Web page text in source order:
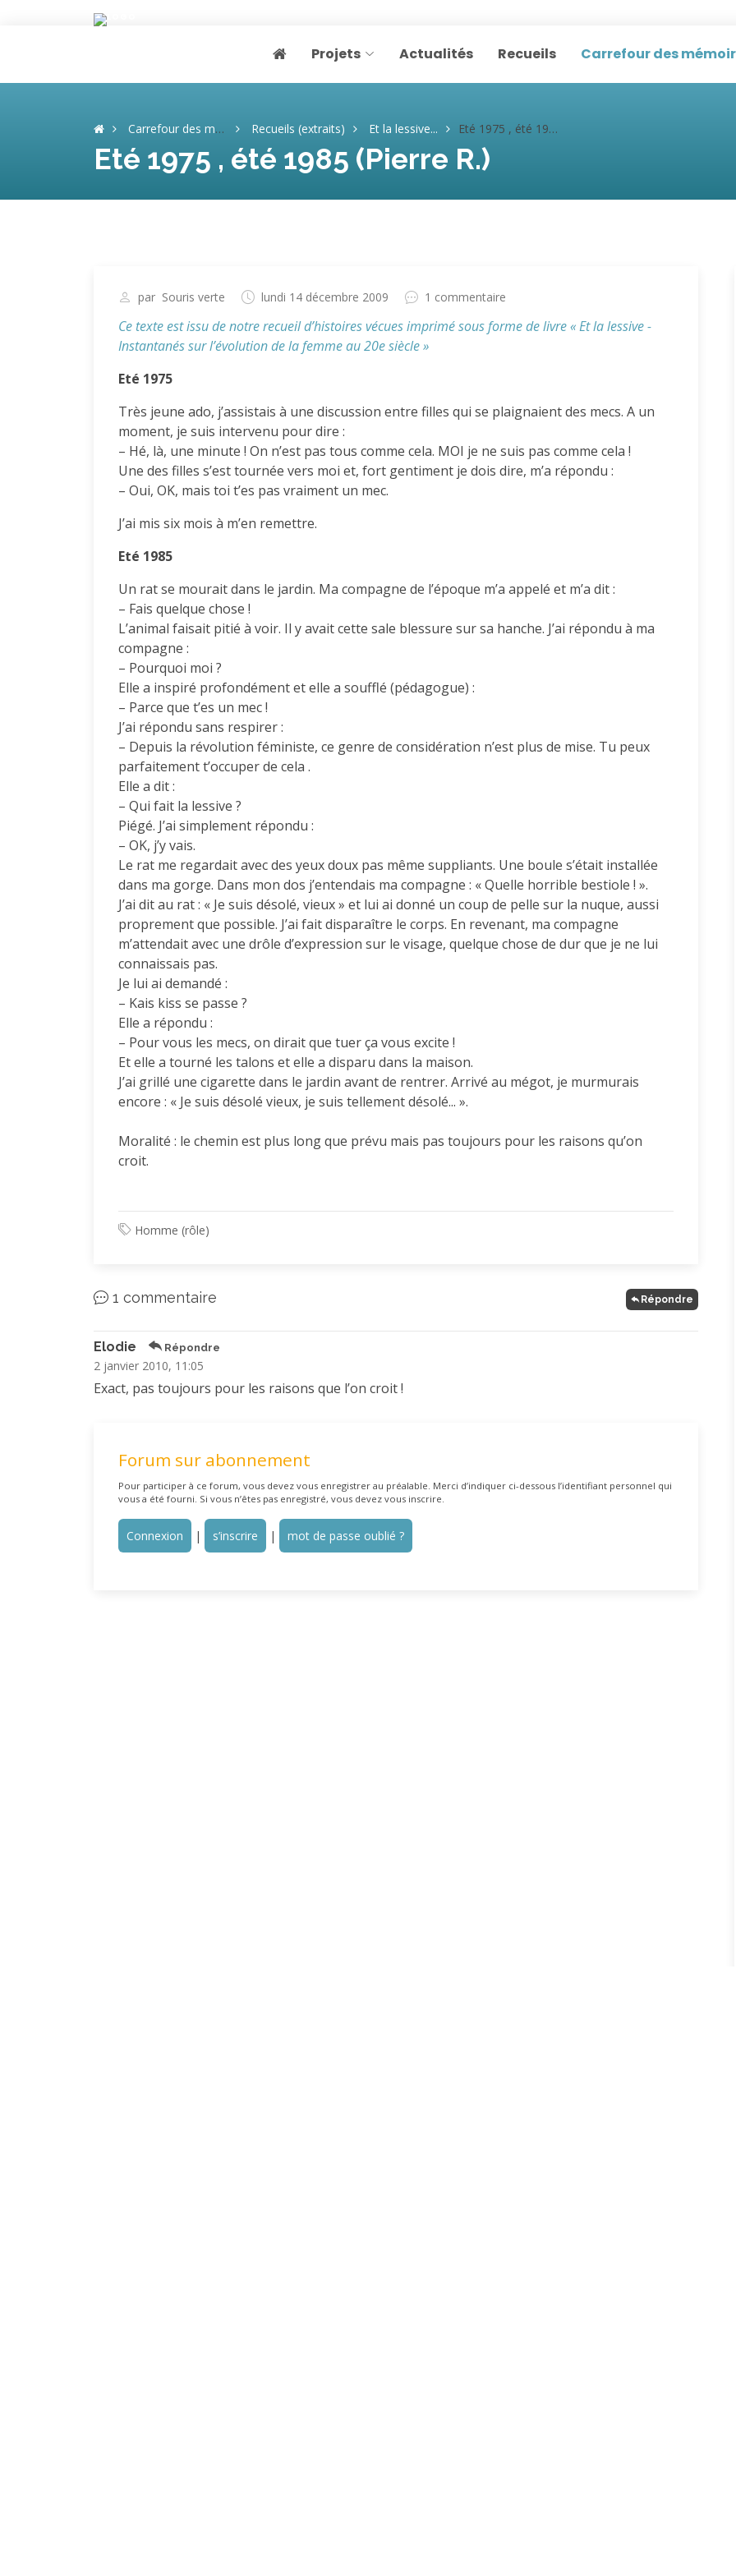
Page home
Projets Actualités Recueils Carrefour des
Carrefour des mémoires Recueils (extraits) Et la lessive... Eté 1975 , été 1985 (Pierre R.)
Eté 1975 , été 1985 (Pierre R.)
par Souris verte lundi 14 décembre 2009 1 commentaire
Ce texte est issu de notre recueil d’histoires vécues imprimé sous forme de livre « Et la lessive -
Instantanés sur l’évolution de la femme au 20e siècle »
Eté 1975
Très jeune ado, j’assistais à une discussion entre filles qui se plaignaient des mecs. A un
moment, je suis intervenu pour dire :
– Hé, là, une minute ! On n’est pas tous comme cela. MOI je ne suis pas comme cela !
Une des filles s’est tournée vers moi et, fort gentiment je dois dire, m’a répondu :
– Oui, OK, mais toi t’es pas vraiment un mec.
J’ai mis six mois à m’en remettre.
Eté 1985
Un rat se mourait dans le jardin. Ma compagne de l’époque m’a appelé et m’a dit :
– Fais quelque chose !
L’animal faisait pitié à voir. Il y avait cette sale blessure sur sa hanche. J’ai répondu à ma
compagne :
– Pourquoi moi ?
Elle a inspiré profondément et elle a soufflé (pédagogue) :
– Parce que t’es un mec !
J’ai répondu sans respirer :
– Depuis la révolution féministe, ce genre de considération n’est plus de mise. Tu peux
parfaitement t’occuper de cela .
Elle a dit :
– Qui fait la lessive ?
Piégé. J’ai simplement répondu :
– OK, j’y vais.
Le rat me regardait avec des yeux doux pas même suppliants. Une boule s’était installée
dans ma gorge. Dans mon dos j’entendais ma compagne : « Quelle horrible bestiole ! ».
J’ai dit au rat : « Je suis désolé, vieux » et lui ai donné un coup de pelle sur la nuque, aussi
proprement que possible. J’ai fait disparaître le corps. En revenant, ma compagne
m’attendait avec une drôle d’expression sur le visage, quelque chose de dur que je ne lui
connaissais pas.
Je lui ai demandé :
– Kais kiss se passe ?
Elle a répondu :
– Pour vous les mecs, on dirait que tuer ça vous excite !
Et elle a tourné les talons et elle a disparu dans la maison.
J’ai grillé une cigarette dans le jardin avant de rentrer. Arrivé au mégot, je murmurais
encore : « Je suis désolé vieux, je suis tellement désolé... ».
Moralité : le chemin est plus long que prévu mais pas toujours pour les raisons qu’on
croit.
Homme (rôle)
1 commentaire Répondre
Elodie Répondre
2 janvier 2010, 11:05
Exact, pas toujours pour les raisons que l’on croit !
Forum sur abonnement
Pour participer à ce forum, vous devez vous enregistrer au préalable. Merci d’indiquer ci-dessous l’identifiant personnel qui
vous a été fourni. Si vous n’êtes pas enregistré, vous devez vous inscrire.
Connexion | s’inscrire | mot de passe oublié ?